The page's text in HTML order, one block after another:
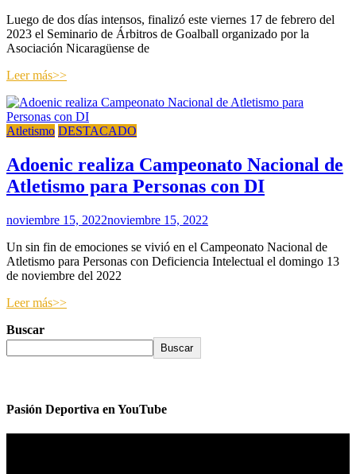
Luego de dos días intensos, finalizó este viernes 17 de febrero del
2023 el Seminario de Árbitros de Goalball organizado por la
Asociación Nicaragüense de
Leer más>>
Atletismo DESTACADO
Adoenic realiza Campeonato Nacional de
Atletismo para Personas con DI
noviembre 15, 2022noviembre 15, 2022
Un sin fin de emociones se vivió en el Campeonato Nacional de
Atletismo para Personas con Deficiencia Intelectual el domingo 13
de noviembre del 2022
Leer más>>
Buscar
Buscar
Pasión Deportiva en YouTube